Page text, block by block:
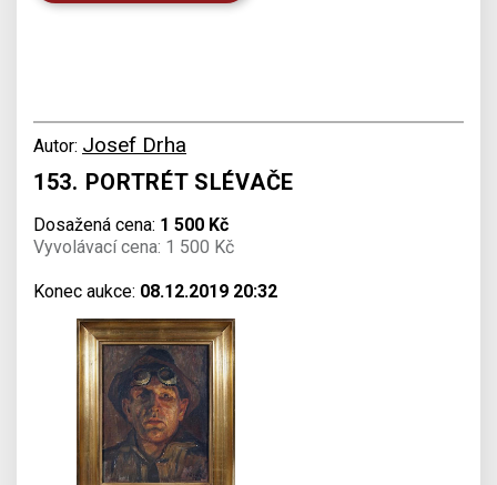
Autor: Josef Drha
153. PORTRÉT SLÉVAČE
Dosažená cena: 1 500 Kč
Vyvolávací cena: 1 500 Kč
Konec aukce: 08.12.2019 20:32